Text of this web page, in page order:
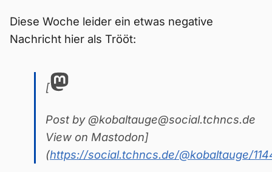
Diese Woche leider ein etwas negative
Nachricht hier als Trööt:
[
Post by @kobaltauge@social.tchncs.de
View on Mastodon]
(https://social.tchncs.de/@kobaltauge/